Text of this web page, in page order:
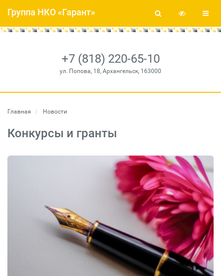
+7 (818) 220-65-10
ул. Попова, 18, Архангельск, 163000
Группа НКО «Гарант»
Главная Новости
Конкурсы и гранты